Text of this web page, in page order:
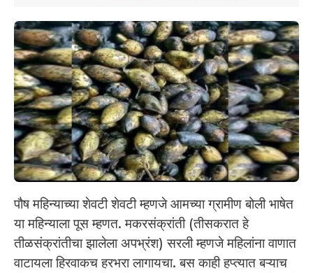
पौष महिन्याच्या शेवटी शेवटी म्हणजे आमच्या ग्रामीण बोली भाषेत
या महिन्याला पूस म्हणत. मकरसंक्रांती (तीसकरात हे
तीळसंक्रांतीचा झालेला अपभ्रंश) सरली म्हणजे महिलांना वाणात
वाटायला हिरवाकच हरभरा लागायचा. बस काही हप्त्यात बऱ्याच